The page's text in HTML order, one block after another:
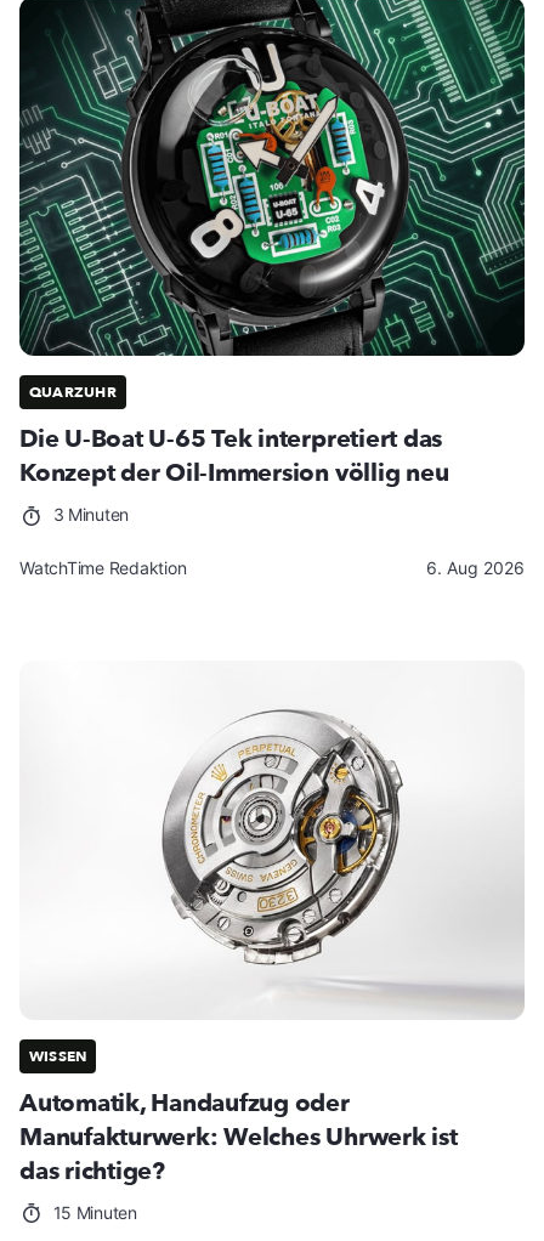
QUARZUHR
Die U-Boat U-65 Tek interpretiert das
Konzept der Oil-Immersion völlig neu
3 Minuten
WatchTime Redaktion 6. Aug 2026
WISSEN
Automatik, Handaufzug oder
Manufakturwerk: Welches Uhrwerk ist
das richtige?
15 Minuten